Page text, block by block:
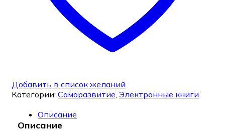
Добавить в список желаний
Категории: Саморазвитие, Электронные книги
Описание
Описание